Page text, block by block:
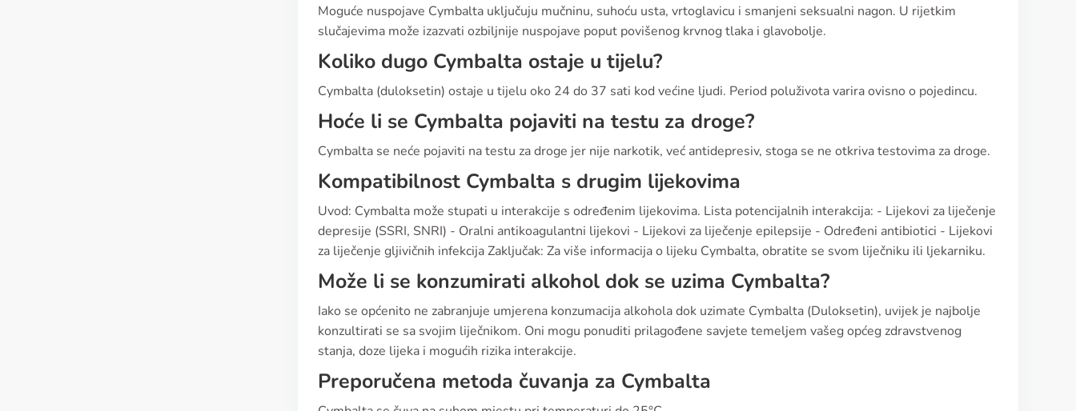
Moguće nuspojave Cymbalta uključuju mučninu, suhoću usta, vrtoglavicu i smanjeni seksualni nagon. U rijetkim
slučajevima može izazvati ozbiljnije nuspojave poput povišenog krvnog tlaka i glavobolje.
Koliko dugo Cymbalta ostaje u tijelu?
Cymbalta (duloksetin) ostaje u tijelu oko 24 do 37 sati kod većine ljudi. Period poluživota varira ovisno o pojedincu.
Hoće li se Cymbalta pojaviti na testu za droge?
Cymbalta se neće pojaviti na testu za droge jer nije narkotik, već antidepresiv, stoga se ne otkriva testovima za droge.
Kompatibilnost Cymbalta s drugim lijekovima
Uvod: Cymbalta može stupati u interakcije s određenim lijekovima. Lista potencijalnih interakcija: - Lijekovi za liječenje
depresije (SSRI, SNRI) - Oralni antikoagulantni lijekovi - Lijekovi za liječenje epilepsije - Određeni antibiotici - Lijekovi
za liječenje gljivičnih infekcija Zaključak: Za više informacija o lijeku Cymbalta, obratite se svom liječniku ili ljekarniku.
Može li se konzumirati alkohol dok se uzima Cymbalta?
Iako se općenito ne zabranjuje umjerena konzumacija alkohola dok uzimate Cymbalta (Duloksetin), uvijek je najbolje
konzultirati se sa svojim liječnikom. Oni mogu ponuditi prilagođene savjete temeljem vašeg općeg zdravstvenog
stanja, doze lijeka i mogućih rizika interakcije.
Preporučena metoda čuvanja za Cymbalta